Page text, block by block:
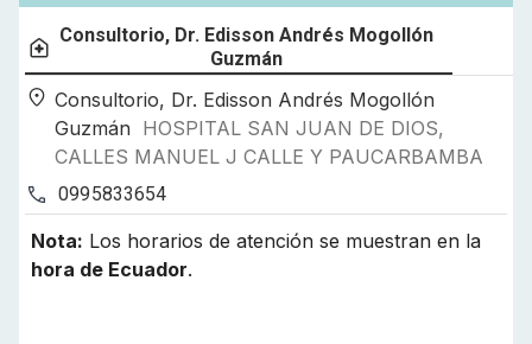
Consultorio, Dr. Edisson Andrés Mogollón
Guzmán
Consultorio, Dr. Edisson Andrés Mogollón
Guzmán HOSPITAL SAN JUAN DE DIOS,
CALLES MANUEL J CALLE Y PAUCARBAMBA
0995833654
Nota: Los horarios de atención se muestran en la
hora de Ecuador.